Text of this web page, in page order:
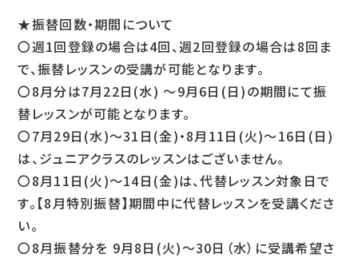
★振替回数・期間について
〇週1回登録の場合は4回、週2回登録の場合は8回ま
で、振替レッスンの受講が可能となります。
〇8月分は7月22日(水) ～9月6日(日)の期間にて振
替レッスンが可能となります。
〇7月29日(水)～31日(金)・8月11日(火)～16日(日)
は、ジュニアクラスのレッスンはございません。
〇8月11日(火)～14日(金)は、代替レッスン対象日で
す。【8月特別振替】期間中に代替レッスンを受講くださ
い。
〇8月振替分を 9月8日(火)～30日（水）に受講希望さ